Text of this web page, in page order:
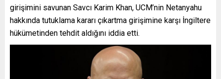
girişimini savunan Savcı Karim Khan, UCM’nin Netanyahu
hakkında tutuklama kararı çıkartma girişimine karşı İngiltere
hükümetinden tehdit aldığını iddia etti.